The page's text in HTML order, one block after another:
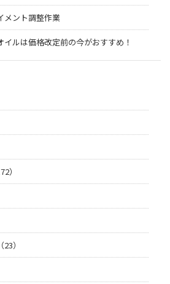
メント調整作業
ルは価格改定前の今がおすすめ！
）
）